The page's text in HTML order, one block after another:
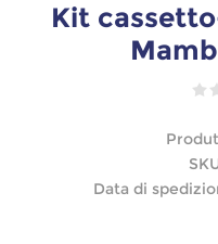
Kit
Data di